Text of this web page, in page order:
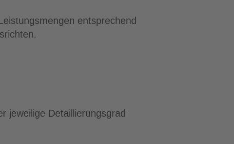
entsprechend
jeweilige Detaillierungsgrad